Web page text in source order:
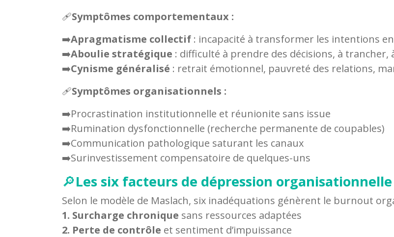
🩹Symptômes comportementaux :
➡️Apragmatisme collectif : incapacité à transformer les intentions
➡️Aboulie stratégique : difficulté à prendre des décisions, à trancher,
➡️Cynisme généralisé : retrait émotionnel, pauvreté des relations,
🩹Symptômes organisationnels :
➡️Procrastination institutionnelle et réunionite sans issue
➡️Rumination dysfonctionnelle (recherche permanente de coupables)
➡️Communication pathologique saturant les canaux
➡️Surinvestissement compensatoire de quelques-uns
🔎Les six facteurs de dépression organisationnelle
Selon le modèle de Maslach, six inadéquations génèrent le burnout
1. Surcharge chronique sans ressources adaptées
2. Perte de contrôle et sentiment d’impuissance